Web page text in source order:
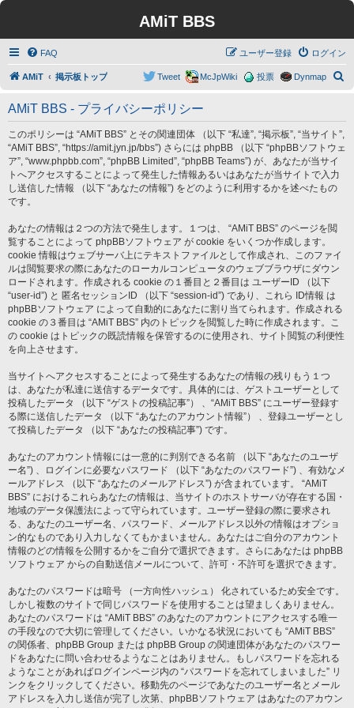
AMiT BBS
FAQ ログイン
ユーザー登録
AMiT 掲示板トップ Dynmap
投票
McJpWiki
Tweet
AMiT BBS - プライバシーポリシー
このポリシーは “AMiT BBS” とその関連団体 （以下 “私達”, “掲示板”, “当サイト”,
“AMiT BBS”, “https://amit.jyn.jp/bbs”) さらには phpBB （以下 “phpBBソフトウェ
ア”, “www.phpbb.com”, “phpBB Limited”, “phpBB Teams”) が、あなたが当サイ
トへアクセスすることによって発生した情報あるいはあなたが当サイトで入力
し送信した情報 （以下 “あなたの情報”) をどのように利用するかを述べたもの
です。
あなたの情報は２つの方法で発生します。１つは、 “AMiT BBS” のページを閲
覧することによって phpBBソフトウェア が cookie をいくつか作成します。
cookie 情報はウェブサーバ上にテキストファイルとして作成され、このファイ
ルは閲覧要求の際にあなたのローカルコンピュータのウェブブラウザにダウン
ロードされます。作成される cookie の１番目と２番目は ユーザーID （以下
“user-id”) と 匿名セッションID （以下 “session-id”) であり、これら ID情報 は
phpBBソフトウェア によって自動的にあなたに割り当てられます。作成される
cookie の３番目は “AMiT BBS” 内のトピックを閲覧した時に作成されます。こ
の cookie はトピックの既読情報を保管するのに使用され、サイト閲覧の利便性
を向上させます。
当サイトへアクセスすることによって発生するあなたの情報の残りもう１つ
は、あなたが私達に送信するデータです。具体的には、ゲストユーザーとして
投稿したデータ （以下 “ゲストの投稿記事”） 、“AMiT BBS” にユーザー登録す
る際に送信したデータ （以下 “あなたのアカウント情報”） 、登録ユーザーとし
て投稿したデータ （以下 “あなたの投稿記事”) です。
あなたのアカウント情報には一意的に判別できる名前 （以下 “あなたのユーザ
ー名”) 、ログインに必要なパスワード （以下 “あなたのパスワード”) 、有効なメ
ールアドレス （以下 “あなたのメールアドレス”) が含まれています。 “AMiT
BBS” におけるこれらあなたの情報は、当サイトのホストサーバが存在する国・
地域のデータ保護法によって守られています。ユーザー登録の際に要求され
る、あなたのユーザー名、パスワード、メールアドレス以外の情報はオプショ
ン的なものであり入力しなくてもかまいません。あなたはご自分のアカウント
情報のどの情報を公開するかをご自分で選択できます。さらにあなたは phpBB
ソフトウェア からの自動送信メールについて、許可・不許可を選択できます。
あなたのパスワードは暗号 （一方向性ハッシュ） 化されているため安全です。
しかし複数のサイトで同じパスワードを使用することは望ましくありません。
あなたのパスワードは “AMiT BBS” のあなたのアカウントにアクセスする唯一
の手段なので大切に管理してください。いかなる状況においても “AMiT BBS”
の関係者、phpBB Group または phpBB Group の関連団体があなたのパスワー
ドをあなたに問い合わせるようなことはありません。もしパスワードを忘れる
ようなことがあればログインページ内の “パスワードを忘れてしまいました” リ
ンクをクリックしてください。移動先のページであなたのユーザー名とメール
アドレスを入力し送信が完了し次第、phpBBソフトウェア はあなたのアカウン